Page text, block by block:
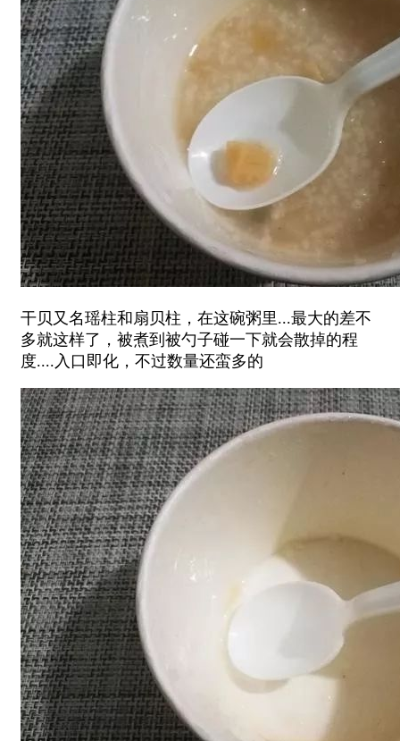
干贝又名瑶柱和扇贝柱，在这碗粥里...最大的差不
多就这样了，被煮到被勺子碰一下就会散掉的程
度....入口即化，不过数量还蛮多的